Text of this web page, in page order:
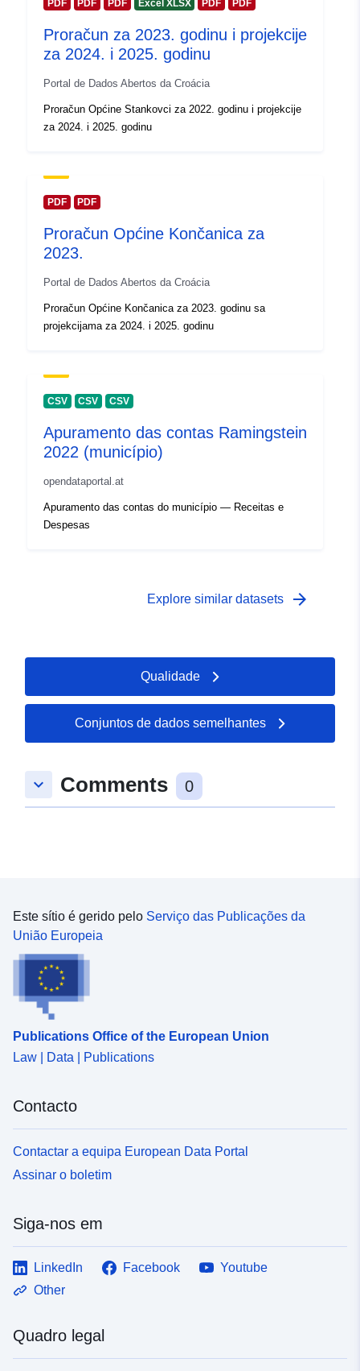
PDF PDF PDF Excel XLSX PDF PDF
Proračun za 2023. godinu i projekcije
za 2024. i 2025. godinu
Portal de Dados Abertos da Croácia
Proračun Općine Stankovci za 2022. godinu i projekcije
za 2024. i 2025. godinu
PDF PDF
Proračun Općine Končanica za
2023.
Portal de Dados Abertos da Croácia
Proračun Općine Končanica za 2023. godinu sa
projekcijama za 2024. i 2025. godinu
CSV CSV CSV
Apuramento das contas Ramingstein
2022 (município)
opendataportal.at
Apuramento das contas do município — Receitas e
Despesas
Explore similar datasets arrow_forward
Qualidade
Conjuntos de dados semelhantes
keyboard_arrow_down Comments 0
Este sítio é gerido pelo Serviço das Publicações da
União Europeia
Publications Office of the European Union
Law | Data | Publications
Contacto
Contactar a equipa European Data Portal
Assinar o boletim
Siga-nos em
LinkedIn Facebook
Youtube
Other
Quadro legal